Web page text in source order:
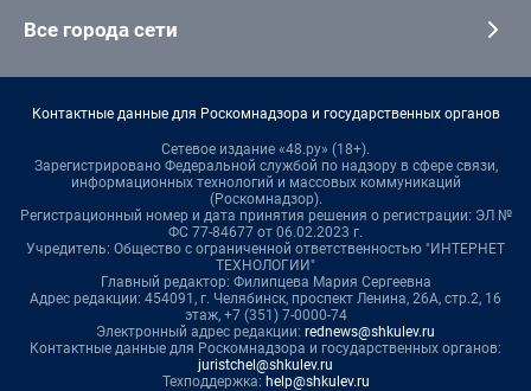
Все города сети
Контактные данные для Роскомнадзора и государственных органов
Сетевое издание «48.ру» (18+).
Зарегистрировано Федеральной службой по надзору в сфере связи,
информационных технологий и массовых коммуникаций
(Роскомнадзор).
Регистрационный номер и дата принятия решения о регистрации: ЭЛ №
ФС 77-84677 от 06.02.2023 г.
Учредитель: Общество с ограниченной ответственностью "ИНТЕРНЕТ
ТЕХНОЛОГИИ"
Главный редактор: Филипцева Мария Сергеевна
Адрес редакции: 454091, г. Челябинск, проспект Ленина, 26А, стр.2, 16
этаж, +7 (351) 7-0000-74
Электронный адрес редакции: rednews@shkulev.ru
Контактные данные для Роскомнадзора и государственных органов:
juristchel@shkulev.ru
Техподдержка: help@shkulev.ru